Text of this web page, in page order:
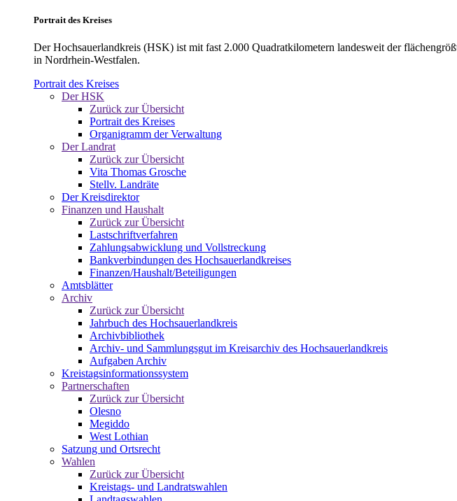
Portrait des Kreises
Der Hochsauerlandkreis (HSK) ist mit fast 2.000 Quadratkilometern landesweit der
in Nordrhein-Westfalen.
Portrait des Kreises
Der HSK
Zurück zur Übersicht
Portrait des Kreises
Organigramm der Verwaltung
Der Landrat
Zurück zur Übersicht
Vita Thomas Grosche
Stellv. Landräte
Der Kreisdirektor
Finanzen und Haushalt
Zurück zur Übersicht
Lastschriftverfahren
Zahlungsabwicklung und Vollstreckung
Bankverbindungen des Hochsauerlandkreises
Finanzen/Haushalt/Beteiligungen
Amtsblätter
Archiv
Zurück zur Übersicht
Jahrbuch des Hochsauerlandkreis
Archivbibliothek
Archiv- und Sammlungsgut im Kreisarchiv des Hochsauerlandkreis
Aufgaben Archiv
Kreistagsinformationssystem
Partnerschaften
Zurück zur Übersicht
Olesno
Megiddo
West Lothian
Satzung und Ortsrecht
Wahlen
Zurück zur Übersicht
Kreistags- und Landratswahlen